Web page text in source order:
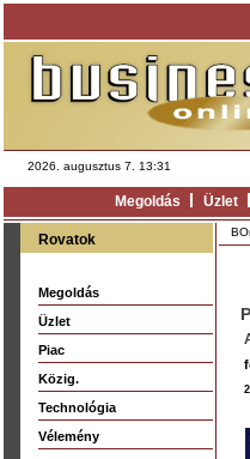
2026. augusztus 7. 13:31
Megoldás Üzlet
Rovatok
Megoldás
Üzlet
Piac
Közig.
Technológia
Vélemény